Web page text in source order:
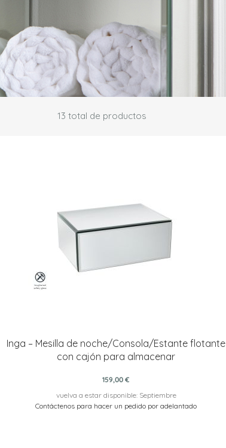
13 total de productos
Inga – Mesilla de noche/Consola/Estante flotante
con cajón para almacenar
159,00 €
vuelva a estar disponible: Septiembre
Contáctenos para hacer un pedido por adelantado